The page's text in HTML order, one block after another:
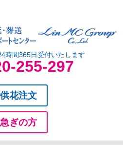
時間365日受付いたします
255-297
花注文
ぎの方